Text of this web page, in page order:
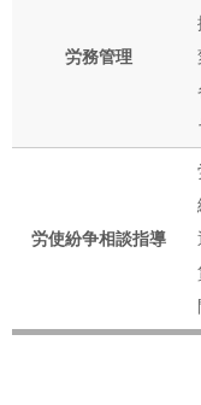
労務管理
労使紛争相談指導